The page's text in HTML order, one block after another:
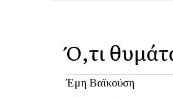
Ό,τι
Έμη Βαϊκούση